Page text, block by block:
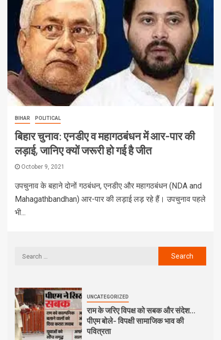
BIHAR POLITICAL
बिहार चुनाव: एनडीए व महागठबंधन में आर-पार की
लड़ाई, जानिए क्यों जरूरी हो गई है जीत
October 9, 2021
उपचुनाव के बहाने दोनों गठबंधन, एनडीए और महागठबंधन (NDA and
Mahagathbandhan) आर-पार की लड़ाई लड़ रहे हैं। उपचुनाव पहले
भी...
UNCATEGORIZED
राम के जरिए विपक्ष को सबक और संदेश…
पीएम बोले- विपक्षी सामाजिक भाव की
पवित्रता